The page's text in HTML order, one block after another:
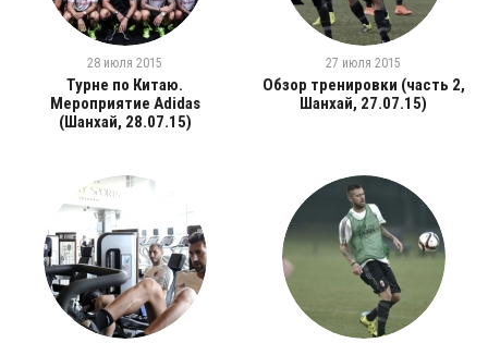
28 июля 2015
Турне по Китаю.
Мероприятие Adidas
(Шанхай, 28.07.15)
27 июля 2015
Обзор тренировки (часть 2,
Шанхай, 27.07.15)